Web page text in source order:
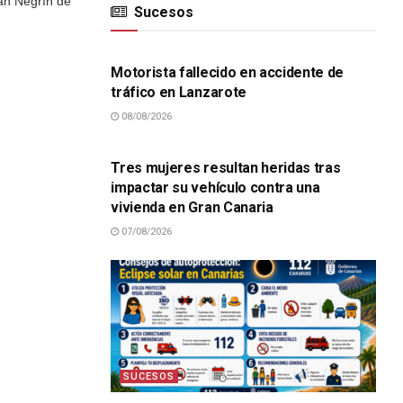
Sucesos
SUCESOS
Motorista fallecido en accidente de
tráfico en Lanzarote
08/08/2026
Tres mujeres resultan heridas tras
impactar su vehículo contra una
vivienda en Gran Canaria
07/08/2026
SUCESOS